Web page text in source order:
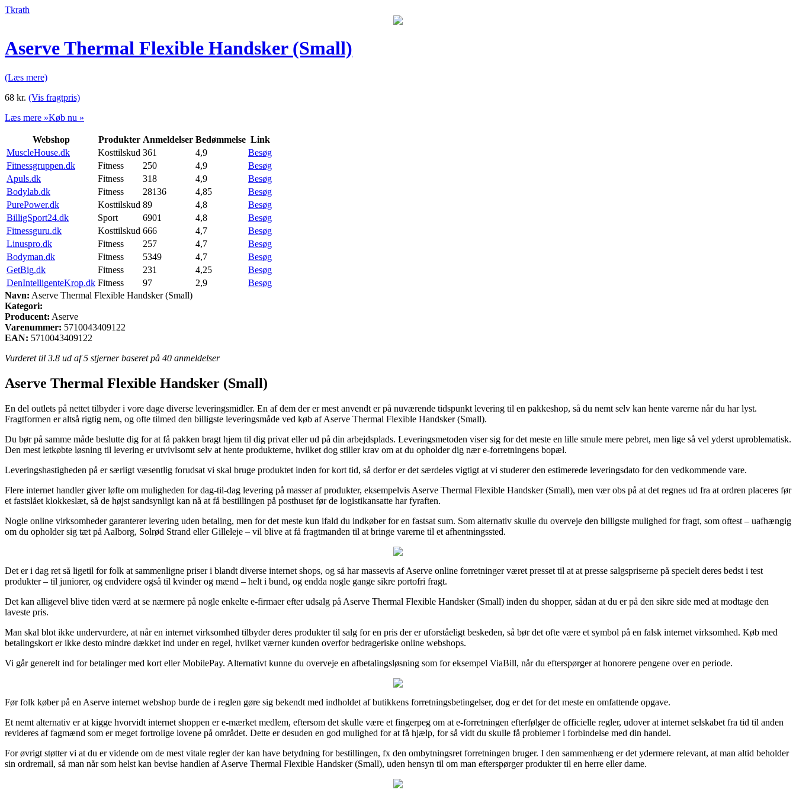
Tkrath
Aserve Thermal Flexible Handsker (Small)
(Læs mere)
68 kr. (Vis fragtpris)
Læs mere »Køb nu »
Webshop Produkter Anmeldelser Bedømmelse Link
MuscleHouse.dk
Kosttilskud 361 4,9
Besøg
Fitnessgruppen.dk
Fitness 250 4,9
Besøg
Apuls.dk
Fitness 318 4,9
Besøg
Bodylab.dk
Fitness 28136 4,85
Besøg
PurePower.dk
Kosttilskud 89 4,8
Besøg
BilligSport24.dk
Sport 6901 4,8
Besøg
Fitnessguru.dk
Kosttilskud 666 4,7
Besøg
Linuspro.dk
Fitness 257 4,7
Besøg
Bodyman.dk
Fitness 5349 4,7
Besøg
GetBig.dk
Fitness 231 4,25
Besøg
DenIntelligenteKrop.dk Fitness 97 2,9
Besøg
Navn: Aserve Thermal Flexible Handsker (Small)
Kategori:
Producent: Aserve
Varenummer: 5710043409122
EAN: 5710043409122
Vurderet til 3.8 ud af 5 stjerner baseret på 40 anmeldelser
Aserve Thermal Flexible Handsker (Small)
En del outlets på nettet tilbyder i vore dage diverse leveringsmidler. En af dem der er mest anvendt er på nuværende tidspunkt levering til en pakkeshop, så du nemt selv kan hente varerne når du har lyst.
Fragtformen er altså rigtig nem, og ofte tilmed den billigste leveringsmåde ved køb af Aserve Thermal Flexible Handsker (Small).
Du bør på samme måde beslutte dig for at få pakken bragt hjem til dig privat eller ud på din arbejdsplads. Leveringsmetoden viser sig for det meste en lille smule mere pebret, men lige så vel yderst uproblematisk.
Den mest letkøbte løsning til levering er utvivlsomt selv at hente produkterne, hvilket dog stiller krav om at du opholder dig nær e-forretningens bopæl.
Leveringshastigheden på er særligt væsentlig forudsat vi skal bruge produktet inden for kort tid, så derfor er det særdeles vigtigt at vi studerer den estimerede leveringsdato for den vedkommende vare.
Flere internet handler giver løfte om muligheden for dag-til-dag levering på masser af produkter, eksempelvis Aserve Thermal Flexible Handsker (Small), men vær obs på at det regnes ud fra at ordren placeres før
et fastslået klokkeslæt, så de højst sandsynligt kan nå at få bestillingen på posthuset før de logistikansatte har fyraften.
Nogle online virksomheder garanterer levering uden betaling, men for det meste kun ifald du indkøber for en fastsat sum. Som alternativ skulle du overveje den billigste mulighed for fragt, som oftest – uafhængig
om du opholder sig tæt på Aalborg, Solrød Strand eller Gilleleje – vil blive at få fragtmanden til at bringe varerne til et afhentningssted.
Det er i dag ret så ligetil for folk at sammenligne priser i blandt diverse internet shops, og så har massevis af Aserve online forretninger været presset til at at presse salgspriserne på specielt deres bedst i test
produkter – til juniorer, og endvidere også til kvinder og mænd – helt i bund, og endda nogle gange sikre portofri fragt.
Det kan alligevel blive tiden værd at se nærmere på nogle enkelte e-firmaer efter udsalg på Aserve Thermal Flexible Handsker (Small) inden du shopper, sådan at du er på den sikre side med at modtage den
laveste pris.
Man skal blot ikke undervurdere, at når en internet virksomhed tilbyder deres produkter til salg for en pris der er uforståeligt beskeden, så bør det ofte være et symbol på en falsk internet virksomhed. Køb med
betalingskort er ikke desto mindre dækket ind under en regel, hvilket værner kunden overfor bedrageriske online webshops.
Vi går generelt ind for betalinger med kort eller MobilePay. Alternativt kunne du overveje en afbetalingsløsning som for eksempel ViaBill, når du efterspørger at honorere pengene over en periode.
Før folk køber på en Aserve internet webshop burde de i reglen gøre sig bekendt med indholdet af butikkens forretningsbetingelser, dog er det for det meste en omfattende opgave.
Et nemt alternativ er at kigge hvorvidt internet shoppen er e-mærket medlem, eftersom det skulle være et fingerpeg om at e-forretningen efterfølger de officielle regler, udover at internet selskabet fra tid til anden
revideres af fagmænd som er meget fortrolige lovene på området. Dette er desuden en god mulighed for at få hjælp, for så vidt du skulle få problemer i forbindelse med din handel.
For øvrigt støtter vi at du er vidende om de mest vitale regler der kan have betydning for bestillingen, fx den ombytningsret forretningen bruger. I den sammenhæng er det ydermere relevant, at man altid beholder
sin ordremail, så man når som helst kan bevise handlen af Aserve Thermal Flexible Handsker (Small), uden hensyn til om man efterspørger produkter til en herre eller dame.